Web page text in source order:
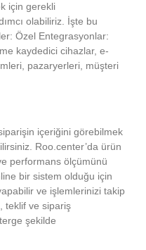
için gerekli
olabiliriz. İşte bu
Özel Entegrasyonlar:
kaydedici cihazlar, e-
pazaryerleri, müşteri
içeriğini görebilmek
Roo.center’da ürün
performans ölçümünü
bir sistem olduğu için
ve işlemlerinizi takip
teklif ve sipariş
şekilde